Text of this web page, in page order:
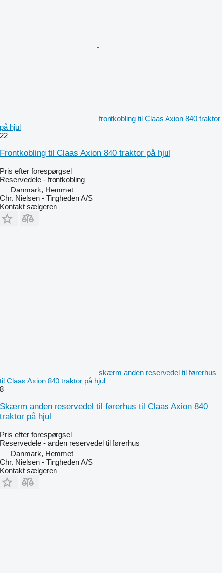
frontkobling til Claas Axion 840 traktor
på hjul
22
Frontkobling til Claas Axion 840 traktor på hjul
Pris efter forespørgsel
Reservedele - frontkobling
Danmark, Hemmet
Chr. Nielsen - Tingheden A/S
Kontakt sælgeren
skærm anden reservedel til førerhus
til Claas Axion 840 traktor på hjul
8
Skærm anden reservedel til førerhus til Claas Axion 840
traktor på hjul
Pris efter forespørgsel
Reservedele - anden reservedel til førerhus
Danmark, Hemmet
Chr. Nielsen - Tingheden A/S
Kontakt sælgeren